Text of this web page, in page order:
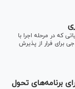
که در مرحله اجرا با
برای فرار از پذیرش
برنامه‌های تحول